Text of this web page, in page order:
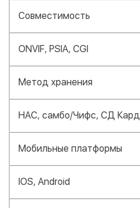
Совместимость
ONVIF, PSIA, CGI
Метод хранения
НАС, самбо/Чифс, СД Кард
Мобильные платформы
IOS, Android